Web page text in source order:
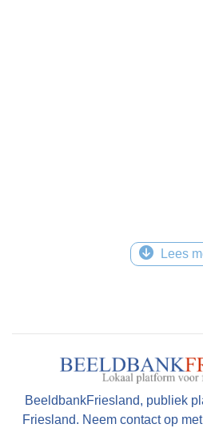
Lees
BeeldbankFriesland, publiek
Friesland. Neem contact op